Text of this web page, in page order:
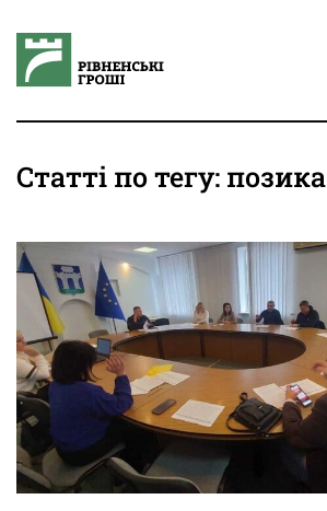
Статті по тегу: позика